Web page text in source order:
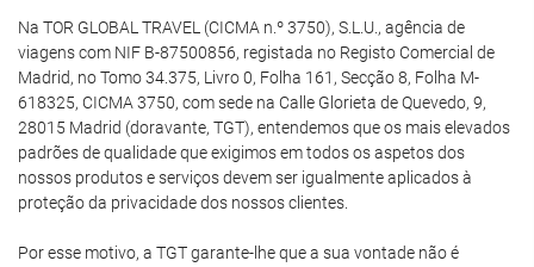
Na TOR GLOBAL TRAVEL (CICMA n.º 3750), S.L.U., agência de
viagens com NIF B-87500856, registada no Registo Comercial de
Madrid, no Tomo 34.375, Livro 0, Folha 161, Secção 8, Folha M-
618325, CICMA 3750, com sede na Calle Glorieta de Quevedo, 9,
28015 Madrid (doravante, TGT), entendemos que os mais elevados
padrões de qualidade que exigimos em todos os aspetos dos
nossos produtos e serviços devem ser igualmente aplicados à
proteção da privacidade dos nossos clientes.
Por esse motivo, a TGT garante-lhe que a sua vontade não é